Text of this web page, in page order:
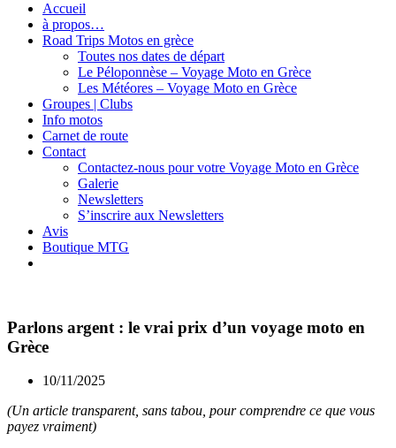
Accueil
à propos…
Road Trips Motos en grèce
Toutes nos dates de départ
Le Péloponnèse – Voyage Moto en Grèce
Les Météores – Voyage Moto en Grèce
Groupes | Clubs
Info motos
Carnet de route
Contact
Contactez-nous pour votre Voyage Moto en Grèce
Galerie
Newsletters
S’inscrire aux Newsletters
Avis
Boutique MTG
Parlons argent : le vrai prix d’un voyage moto en
Grèce
10/11/2025
(Un article transparent, sans tabou, pour comprendre ce que vous
payez vraiment)